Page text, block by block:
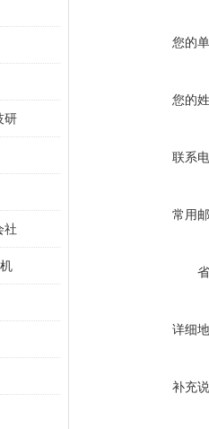
研
社
您的
您的
联系
常用
详细
补充